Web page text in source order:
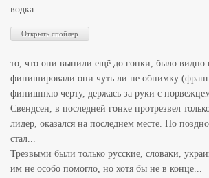
водка.
то, что они выпили ещё до гонки, было видно
финишировали они чуть ли не обнимку
финишнкю черту, держась за руки с
Свендсен, в последней гонке протрезвел
лидер, оказался на последнем месте. Но
стал...
Трезвыми были только русские, словаки,
им не особо помогло, но хотя бы не в конце...